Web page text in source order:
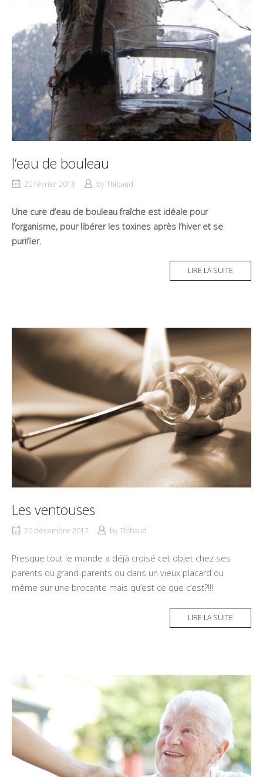
l’eau de bouleau
20 février 2018 byThibaud
Une cure d’eau de bouleau fraîche est idéale pour
l’organisme, pour libérer les toxines après l’hiver et se
purifier.
LIRE LA SUITE
Les ventouses
20 décembre 2017 byThibaud
Presque tout le monde a déjà croisé cet objet chez ses
parents ou grand-parents ou dans un vieux placard ou
même sur une brocante mais qu’est ce que c’est?!!!
LIRE LA SUITE